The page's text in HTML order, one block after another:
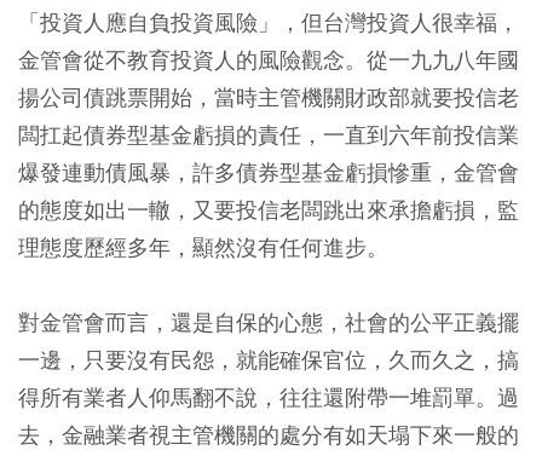
「投資人應自負投資風險」，但台灣投資人很幸福，
金管會從不教育投資人的風險觀念。從一九九八年國
揚公司債跳票開始，當時主管機關財政部就要投信老
闆扛起債券型基金虧損的責任，一直到六年前投信業
爆發連動債風暴，許多債券型基金虧損慘重，金管會
的態度如出一轍，又要投信老闆跳出來承擔虧損，監
理態度歷經多年，顯然沒有任何進步。
對金管會而言，還是自保的心態，社會的公平正義擺
一邊，只要沒有民怨，就能確保官位，久而久之，搞
得所有業者人仰馬翻不說，往往還附帶一堆罰單。過
去，金融業者視主管機關的處分有如天塌下來一般的